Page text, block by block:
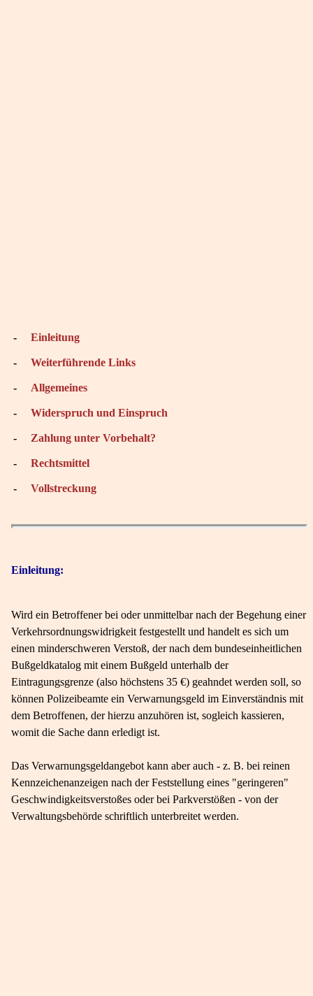
- Einleitung
- Weiterführende Links
- Allgemeines
- Widerspruch und Einspruch
- Zahlung unter Vorbehalt?
- Rechtsmittel
- Vollstreckung
Einleitung:
Wird ein Betroffener bei oder unmittelbar nach der Begehung einer
Verkehrsordnungswidrigkeit festgestellt und handelt es sich um
einen minderschweren Verstoß, der nach dem bundeseinheitlichen
Bußgeldkatalog mit einem Bußgeld unterhalb der
Eintragungsgrenze (also höchstens 35 €) geahndet werden soll, so
können Polizeibeamte ein Verwarnungsgeld im Einverständnis mit
dem Betroffenen, der hierzu anzuhören ist, sogleich kassieren,
womit die Sache dann erledigt ist.
Das Verwarnungsgeldangebot kann aber auch - z. B. bei reinen
Kennzeichenanzeigen nach der Feststellung eines "geringeren"
Geschwindigkeitsverstoßes oder bei Parkverstößen - von der
Verwaltungsbehörde schriftlich unterbreitet werden.